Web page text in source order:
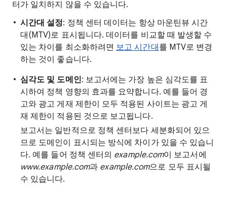
터가 일치하지 않을 수 있습니다.
시간대 설정: 정책 센터 데이터는 항상 마운틴뷰 시간
대(MTV)로 표시됩니다. 데이터를 비교할 때 발생할 수
있는 차이를 최소화하려면 보고 시간대 를 MTV로 변경
하는 것이 좋습니다.
심각도 및 도메인: 보고서에는 가장 높은 심각도를 표
시하여 정책 영향의 효과를 요약합니다. 예를 들어 경
고와 광고 게재 제한이 모두 적용된 사이트는 광고 게
재 제한이 적용된 것으로 보고됩니다.
보고서는 일반적으로 정책 센터보다 세분화되어 있으
므로 도메인이 표시되는 방식에 차이가 있을 수 있습니
다. 예를 들어 정책 센터의 example.com이 보고서에
www.example.com과 example.com으로 모두 표시될
수 있습니다.